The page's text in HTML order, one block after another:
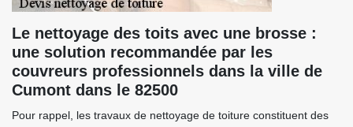
Le nettoyage des toits avec une brosse :
une solution recommandée par les
couvreurs professionnels dans la ville de
Cumont dans le 82500
Pour rappel, les travaux de nettoyage de toiture constituent des